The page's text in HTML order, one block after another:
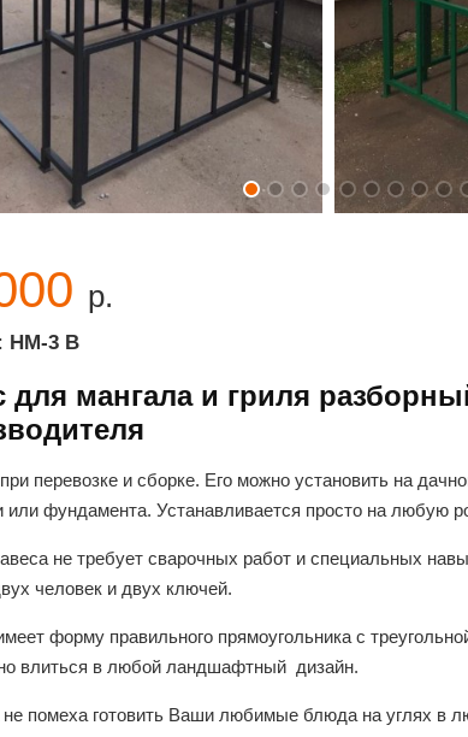
р.
НМ-3 В
для мангала и гриля
перевозке и сборке. Его можно установить на
или фундамента. Устанавливается просто на любую
не требует сварочных работ и специальных
человек и двух ключей.
форму правильного прямоугольника с
влиться в любой ландшафтный дизайн.
не помеха готовить Ваши любимые блюда на углях в